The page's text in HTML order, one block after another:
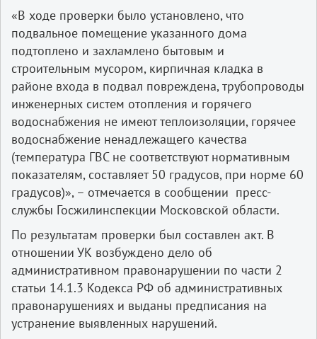
«В ходе проверки было установлено, что
подвальное помещение указанного дома
подтоплено и захламлено бытовым и
строительным мусором, кирпичная кладка в
районе входа в подвал повреждена, трубопроводы
инженерных систем отопления и горячего
водоснабжения не имеют теплоизоляции, горячее
водоснабжение ненадлежащего качества
(температура ГВС не соответствуют нормативным
показателям, составляет 50 градусов, при норме 60
градусов)», – отмечается в сообщении пресс-
службы Госжилинспекции Московской области.
По результатам проверки был составлен акт. В
отношении УК возбуждено дело об
административном правонарушении по части 2
статьи 14.1.3 Кодекса РФ об административных
правонарушениях и выданы предписания на
устранение выявленных нарушений.